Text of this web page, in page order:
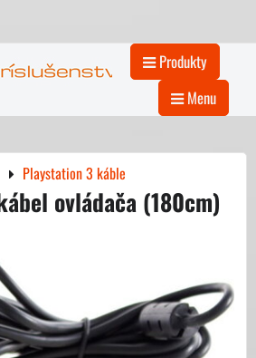
Produkty
Menu
Playstation 3 káble
ovládača (180cm)